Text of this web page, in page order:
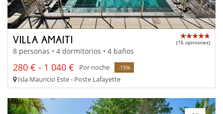
VILLA AMAITI (16 opiniones)
8 personas • 4 dormitorios • 4 baños
280 € - 1 040 € Por noche -15%
Isla Mauricio Este - Poste Lafayette